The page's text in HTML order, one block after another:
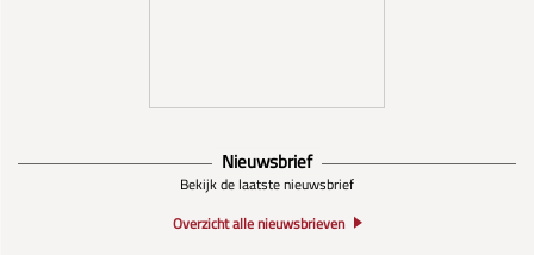
Nieuwsbrief
Bekijk de laatste nieuwsbrief
Overzicht alle nieuwsbrieven